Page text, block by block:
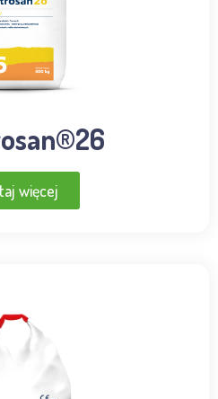
więcej